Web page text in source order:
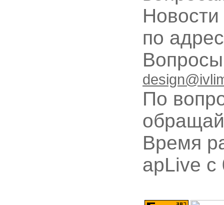
по
По
Время
apLive c